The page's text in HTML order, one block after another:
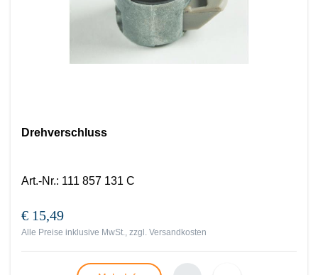
Drehverschluss
Art.-Nr.: 111 857 131 C
€ 15,49
Alle Preise inklusive MwSt., zzgl. Versandkosten